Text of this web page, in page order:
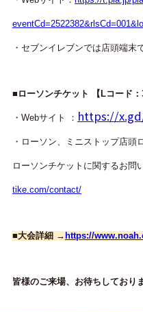
・セブンイレブンでは店頭端末
■ローソンチケット 【Lコード：
・Webサイト ： https://
・ローソン、ミニストップ店頭
ローソンチケットに関するお問
tike.com/contact/
■大会詳細 → https://
皆様のご来場、お待ちしており